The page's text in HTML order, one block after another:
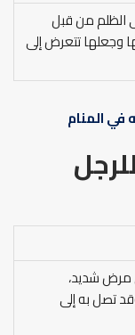
الظلم من قبل
وجعلها تتعرض إلى
المنام
مرض شديد،
تصل به إلى